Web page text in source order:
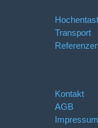
Transport
Kontakt
AGB
Impressum